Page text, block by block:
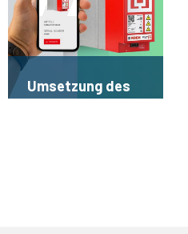
Umsetzung des